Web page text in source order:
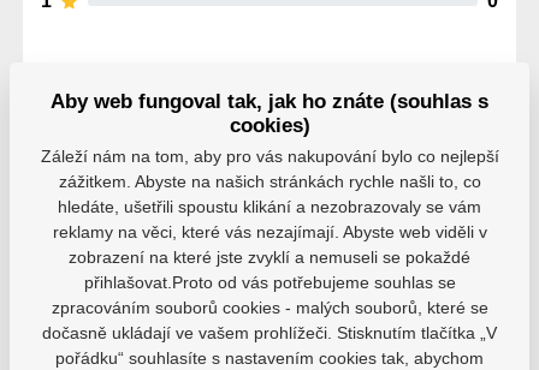
Parametry
Výrobce Powerslide
Aby web fungoval tak, jak ho znáte (souhlas s
cookies)
Záleží nám na tom, aby pro vás nakupování bylo co nejlepší
zážitkem. Abyste na našich stránkách rychle našli to, co
hledáte, ušetřili spoustu klikání a nezobrazovaly se vám
reklamy na věci, které vás nezajímají. Abyste web viděli v
zobrazení na které jste zvyklí a nemuseli se pokaždé
přihlašovat.Proto od vás potřebujeme souhlas se
zpracováním souborů cookies - malých souborů, které se
dočasně ukládají ve vašem prohlížeči. Stisknutím tlačítka „V
pořádku“ souhlasíte s nastavením cookies tak, abychom